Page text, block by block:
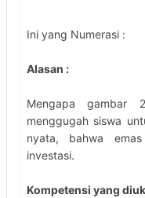
Ini yang Numerasi :
Alasan :
Mengapa
menggugah siswa
nyata, bahwa
investasi.
Kompetensi yang